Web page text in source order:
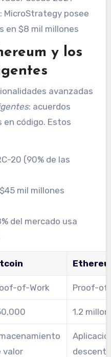
MicroStrategy posee
en $8 mil millones
y los
avanzadas
: acuerdos
código. Estos
20 (90% de las
mil millones
del mercado usa
of-Work Proof-
1.2
valor